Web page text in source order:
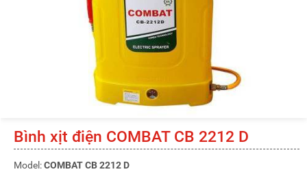
Bình xịt điện COMBAT CB 2212 D
Model:COMBAT CB 2212 D